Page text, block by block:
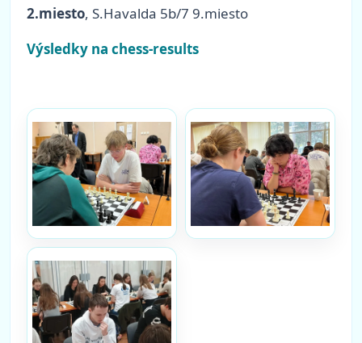
2.miesto, S.Havalda 5b/7 9.miesto
Výsledky na chess-results